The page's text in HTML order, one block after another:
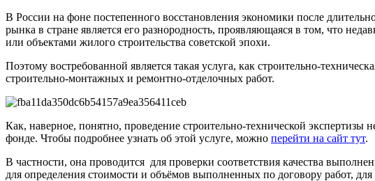
В России на фоне постепенного восстановления экономики после
рынка в стране является его разнородность, проявляющаяся в том, что
или объектами жилого строительства советской эпохи.
Поэтому востребованной является такая услуга, как строительно-
строительно-монтажных и ремонтно-отделочных работ.
Как, наверное, понятно, проведение строительно-технической
фонде. Чтобы подробнее узнать об этой услуге, можно перейти на сайт тут.
В частности, она проводится для проверки соответствия качества
для определения стоимости и объёмов выполненных по договору работ,